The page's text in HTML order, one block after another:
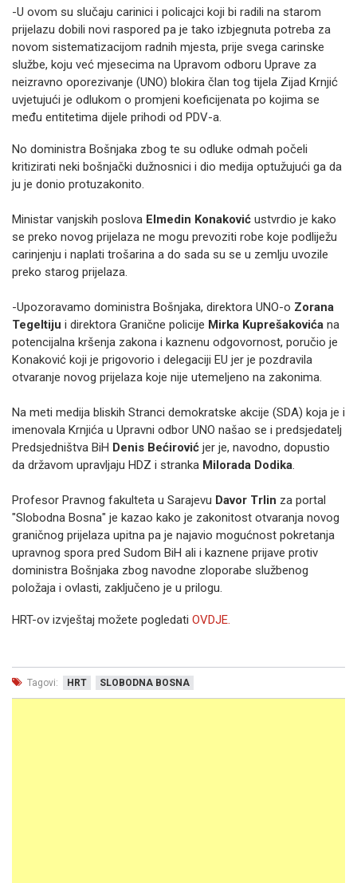
-U ovom su slučaju carinici i policajci koji bi radili na starom
prijelazu dobili novi raspored pa je tako izbjegnuta potreba za
novom sistematizacijom radnih mjesta, prije svega carinske
službe, koju već mjesecima na Upravom odboru Uprave za
neizravno oporezivanje (UNO) blokira član tog tijela Zijad Krnjić
uvjetujući je odlukom o promjeni koeficijenata po kojima se
među entitetima dijele prihodi od PDV-a.
No doministra Bošnjaka zbog te su odluke odmah počeli
kritizirati neki bošnjački dužnosnici i dio medija optužujući ga da
ju je donio protuzakonito.
Ministar vanjskih poslova Elmedin Konaković ustvrdio je kako
se preko novog prijelaza ne mogu prevoziti robe koje podliježu
carinjenju i naplati trošarina a do sada su se u zemlju uvozile
preko starog prijelaza.
-Upozoravamo doministra Bošnjaka, direktora UNO-o Zorana
Tegeltiju i direktora Granične policije Mirka Kuprešakovića na
potencijalna kršenja zakona i kaznenu odgovornost, poručio je
Konaković koji je prigovorio i delegaciji EU jer je pozdravila
otvaranje novog prijelaza koje nije utemeljeno na zakonima.
Na meti medija bliskih Stranci demokratske akcije (SDA) koja je i
imenovala Krnjića u Upravni odbor UNO našao se i predsjedatelj
Predsjedništva BiH Denis Bećirović jer je, navodno, dopustio
da državom upravljaju HDZ i stranka Milorada Dodika.
Profesor Pravnog fakulteta u Sarajevu Davor Trlin za portal
"Slobodna Bosna" je kazao kako je zakonitost otvaranja novog
graničnog prijelaza upitna pa je najavio mogućnost pokretanja
upravnog spora pred Sudom BiH ali i kaznene prijave protiv
doministra Bošnjaka zbog navodne zloporabe službenog
položaja i ovlasti, zaključeno je u prilogu.
HRT-ov izvještaj možete pogledati OVDJE.
Tagovi: HRT SLOBODNA BOSNA